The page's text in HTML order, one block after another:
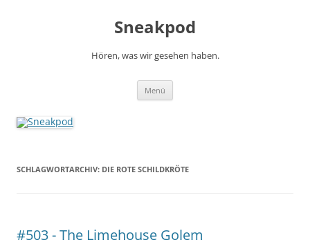
Sneakpod
Hören, was wir gesehen haben.
Menü
SCHLAGWORTARCHIV: DIE ROTE SCHILDKRÖTE
#503 - The Limehouse Golem